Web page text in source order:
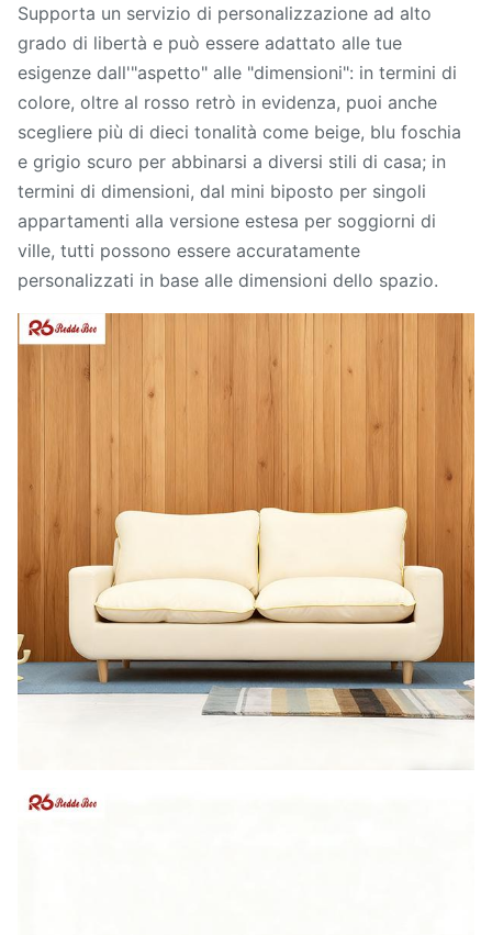
Supporta un servizio di personalizzazione ad alto
grado di libertà e può essere adattato alle tue
esigenze dall'"aspetto" alle "dimensioni": in termini di
colore, oltre al rosso retrò in evidenza, puoi anche
scegliere più di dieci tonalità come beige, blu foschia
e grigio scuro per abbinarsi a diversi stili di casa; in
termini di dimensioni, dal mini biposto per singoli
appartamenti alla versione estesa per soggiorni di
ville, tutti possono essere accuratamente
personalizzati in base alle dimensioni dello spazio.